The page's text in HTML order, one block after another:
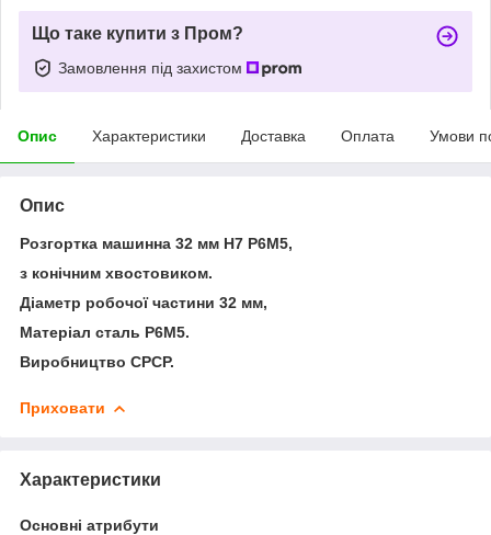
Що таке купити з Пром?
Замовлення під захистом
Опис Характеристики Доставка Оплата Умови
Опис
Розгортка машинна 32 мм Н7 Р6М5,
з конічним хвостовиком.
Діаметр робочої частини 32 мм,
Матеріал сталь Р6М5.
Виробництво СРСР.
Приховати
Характеристики
Основні атрибути